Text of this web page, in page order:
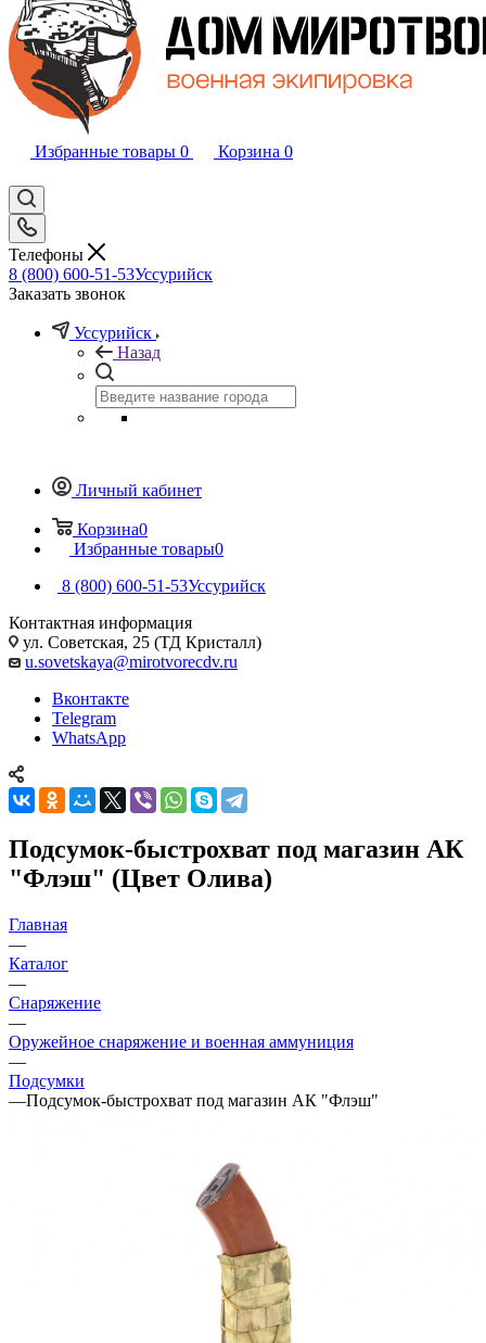
Избранные товары 0 Корзина 0
Телефоны
8 (800) 600-51-53Уссурийск
Заказать звонок
Уссурийск
Назад
Личный кабинет
Корзина0
Избранные товары0
8 (800) 600-51-53Уссурийск
Контактная информация
ул. Советская, 25 (ТД Кристалл)
u.sovetskaya@mirotvorecdv.ru
Вконтакте
Telegram
WhatsApp
Подсумок-быстрохват под магазин АК
"Флэш" (Цвет Олива)
Главная
—
Каталог
—
Снаряжение
—
Оружейное снаряжение и военная аммуниция
—
Подсумки
—Подсумок-быстрохват под магазин АК "Флэш"